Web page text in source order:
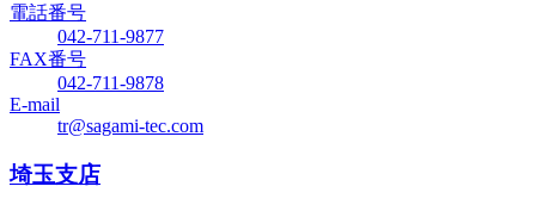
電話番号
042-711-9877
FAX番号
042-711-9878
E-mail
tr@sagami-tec.com
埼玉支店